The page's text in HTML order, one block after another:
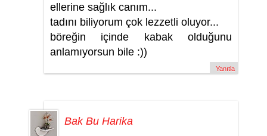
ellerine sağlık canım...
tadını biliyorum çok lezzetli oluyor...
böreğin içinde kabak olduğunu
anlamıyorsun bile :))
Yanıtla
Bak Bu Harika